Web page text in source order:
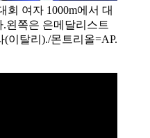
회 여자 1000m에서 대
왼쪽은 은메달리스트
이탈리)./몬트리올=AP.